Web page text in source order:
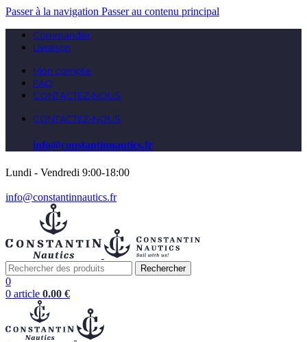
Passer à la navigation Passer au contenu principal
Commander
Livraison
Mon compte
FAQ
CONTACTEZ-NOUS
CONTACTEZ-NOUS
info@constantinnautics.fr
Lundi - Vendredi 9:00-18:00
info@constantinnautics.fr
Rechercher
0
0 article 0.00 €